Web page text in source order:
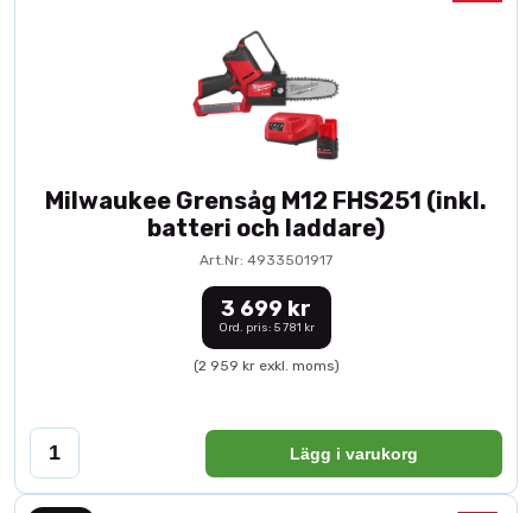
Milwaukee Grensåg M12 FHS251 (inkl.
batteri och laddare)
Art.Nr: 4933501917
3 699 kr
Ord. pris: 5 781 kr
(2 959 kr exkl. moms)
Lägg i varukorg